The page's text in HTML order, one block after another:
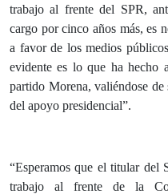
trabajo al frente del SPR,
cargo por cinco años más, es
a favor de los medios
evidente es lo que ha
partido Morena, valiéndose
del apoyo presidencial”.
“Esperamos que el titular del
trabajo al frente de la